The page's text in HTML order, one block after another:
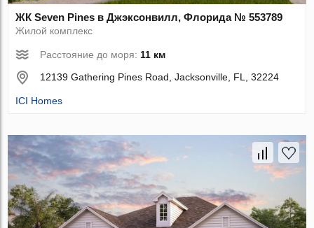
ЖК Seven Pines в Джэксонвилл, Флорида № 553789
Жилой комплекс
Расстояние до моря: 11 км
12139 Gathering Pines Road, Jacksonville, FL, 32224
ICI Homes